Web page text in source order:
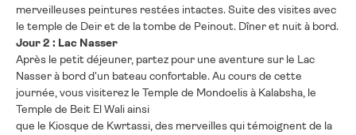
merveilleuses peintures restées intactes. Suite des visites avec
le temple de Deir et de la tombe de Peinout. Dîner et nuit à bord.
Jour 2 : Lac Nasser
Après le petit déjeuner, partez pour une aventure sur le Lac
Nasser à bord d'un bateau confortable. Au cours de cette
journée, vous visiterez le Temple de Mondoelis à Kalabsha, le
Temple de Beit El Wali ainsi
que le Kiosque de Kwrtassi, des merveilles qui témoignent de la